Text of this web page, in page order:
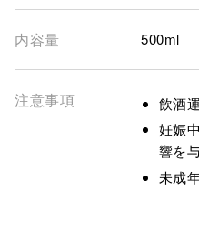
内容量 500ml
注意事項
飲酒
妊娠
響を
未成